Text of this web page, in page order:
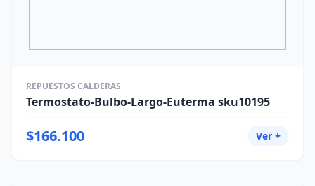
REPUESTOS CALDERAS
Termostato-Bulbo-Largo-Euterma sku10195
$166.100 Ver +